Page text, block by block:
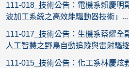
111-018_技術公告：電機系賴慶明
波加工系統之高效能驅動器技術」...
111-017_技術公告：生機系蔡燿全
人工智慧之野鳥自動追蹤與雷射驅
111-015_技術公告：化工系林慶炫